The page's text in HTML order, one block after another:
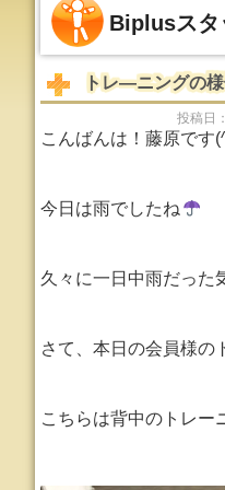
Biplusスタ
トレ―ニングの
投稿日
こんばんは！藤原です
今日は雨でしたね
久々に一日中雨だった
さて、本日の会員様の
こちらは背中のトレー